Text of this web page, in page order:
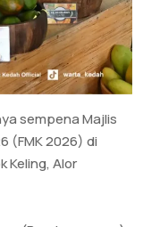
sempena Majlis
(FMK 2026) di
Keling, Alor